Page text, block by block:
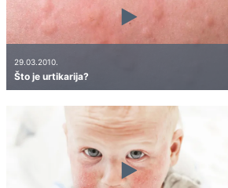
29.03.2010.
Što je urtikarija?